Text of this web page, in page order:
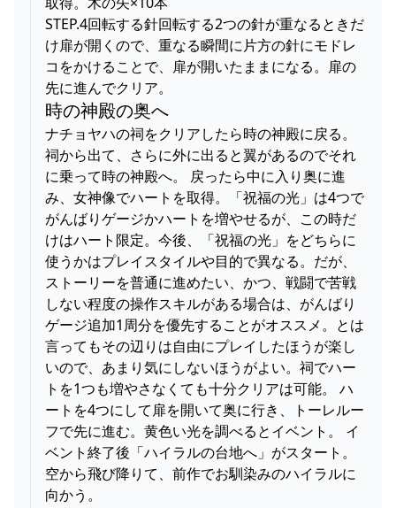
STEP.4回転する針回転する2つの針が重なるときだ
け扉が開くので、重なる瞬間に片方の針にモドレ
コをかけることで、扉が開いたままになる。扉の
先に進んでクリア。
時の神殿の奥へ
ナチョヤハの祠をクリアしたら時の神殿に戻る。
祠から出て、さらに外に出ると翼があるのでそれ
に乗って時の神殿へ。 戻ったら中に入り奥に進
み、女神像でハートを取得。「祝福の光」は4つで
がんばりゲージかハートを増やせるが、この時だ
けはハート限定。今後、「祝福の光」をどちらに
使うかはプレイスタイルや目的で異なる。だが、
ストーリーを普通に進めたい、かつ、戦闘で苦戦
しない程度の操作スキルがある場合は、がんばり
ゲージ追加1周分を優先することがオススメ。とは
言ってもその辺りは自由にプレイしたほうが楽し
いので、あまり気にしないほうがよい。祠でハー
トを1つも増やさなくても十分クリアは可能。 ハ
ートを4つにして扉を開いて奥に行き、トーレルー
フで先に進む。黄色い光を調べるとイベント。 イ
ベント終了後「ハイラルの台地へ」がスタート。
空から飛び降りて、前作でお馴染みのハイラルに
向かう。